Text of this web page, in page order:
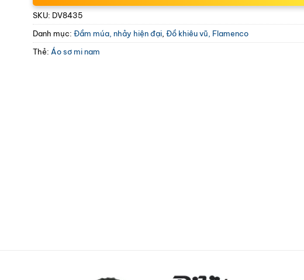
SKU: DV8435
Danh mục:Đầm múa, nhảy hiện đại ,Đồ khiêu vũ, Flamenco
Thẻ: Áo sơ mi nam